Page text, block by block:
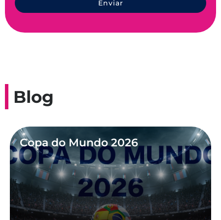
Enviar
Blog
Copa do Mundo 2026